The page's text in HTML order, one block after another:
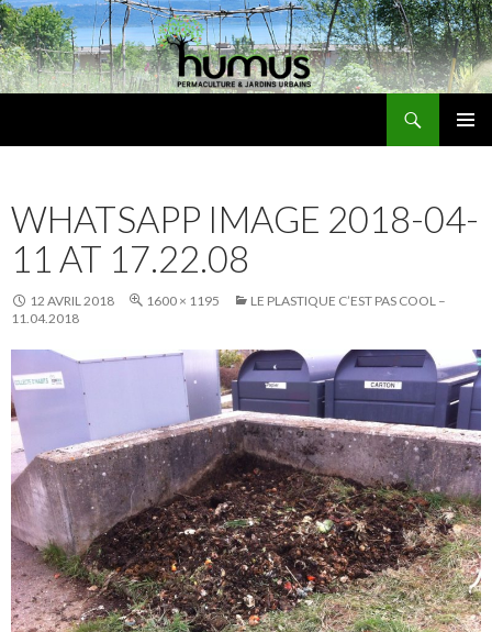
WHATSAPP IMAGE 2018-04-
11 AT 17.22.08
12 AVRIL 2018 1600 × 1195
LE PLASTIQUE C’EST PAS COOL –
11.04.2018